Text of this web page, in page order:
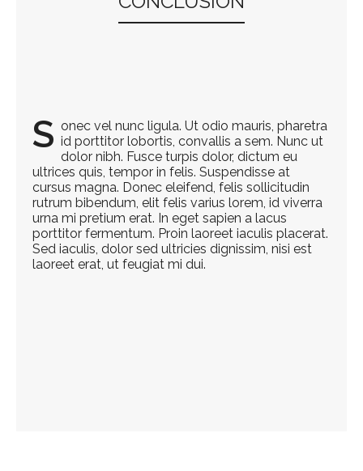
S onec vel nunc ligula. Ut odio mauris, pharetra
id porttitor lobortis, convallis a sem. Nunc ut
dolor nibh. Fusce turpis dolor, dictum eu
ultrices quis, tempor in felis. Suspendisse at
cursus magna. Donec eleifend, felis sollicitudin
rutrum bibendum, elit felis varius lorem, id viverra
urna mi pretium erat. In eget sapien a lacus
porttitor fermentum. Proin laoreet iaculis placerat.
Sed iaculis, dolor sed ultricies dignissim, nisi est
laoreet erat, ut feugiat mi dui.